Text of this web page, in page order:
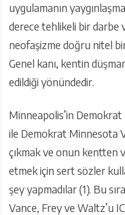
uygulamanın
derece tehlikeli bir
neofaşizme doğru nitel
Genel kanı, kentin
edildiği yönündedir.
Minneapolis’in Demokrat
ile Demokrat Minnesota
çıkmak ve onun kentten
etmek için sert sözler
şey yapmadılar (1). Bu
Vance, Frey ve Waltz’u